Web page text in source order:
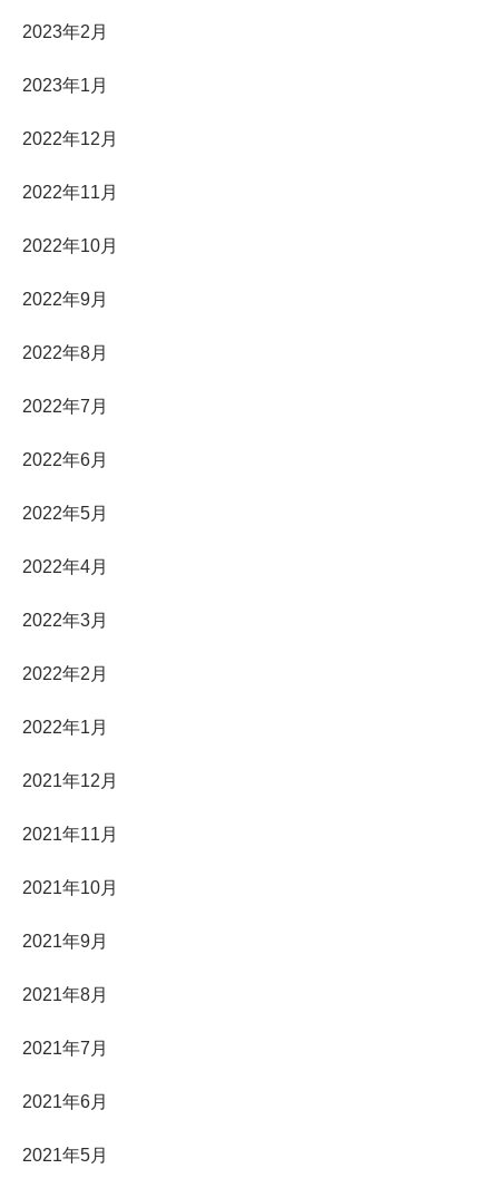
2023年2月
2023年1月
2022年12月
2022年11月
2022年10月
2022年9月
2022年8月
2022年7月
2022年6月
2022年5月
2022年4月
2022年3月
2022年2月
2022年1月
2021年12月
2021年11月
2021年10月
2021年9月
2021年8月
2021年7月
2021年6月
2021年5月